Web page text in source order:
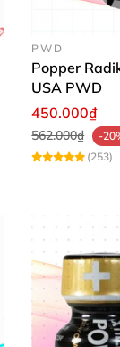
PWD
Popper
USA PWD
450.000₫
562.000₫
-
(253)